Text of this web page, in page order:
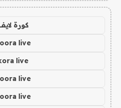
كورة
live
live
live
live